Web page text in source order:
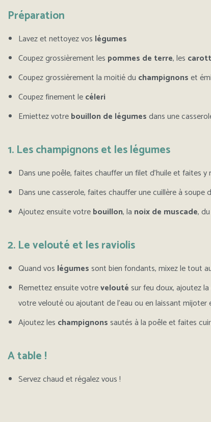
Préparation
Lavez et nettoyez vos légumes
Coupez grossièrement les pommes de terre, les
Coupez grossièrement la moitié du champignonset
Coupez finement lecéleri
Emiettez votrebouillon de légumesdans une
1. Les champignons et les légumes
Dans une poêle, faites chauffer un filet d’huile et faites y
Dans une casserole, faites chauffer une cuillère à soupe
Ajoutez ensuite votrebouillon, la noix de muscade,
2. Le velouté et les raviolis
Quand vos légumessont bien fondants, mixez le tout
Remettez ensuite votreveloutésur feu doux, ajoutez la
votre velouté ou ajoutant de l’eau ou en laissant mijoter
Ajoutez les champignonssautés à la poêle et faites
A table !
Servez chaud et régalez vous !